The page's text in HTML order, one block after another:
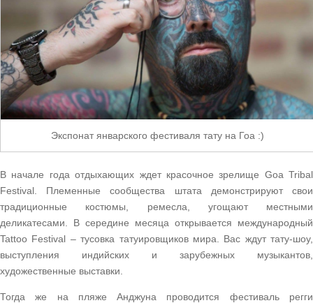
Экспонат январского фестиваля тату на Гоа :)
В начале года отдыхающих ждет красочное зрелище Goa Tribal
Festival. Племенные сообщества штата демонстрируют свои
традиционные костюмы, ремесла, угощают местными
деликатесами. В середине месяца открывается международный
Tattoo Festival – тусовка татуировщиков мира. Вас ждут тату-шоу,
выступления индийских и зарубежных музыкантов,
художественные выставки.
Тогда же на пляже Анджуна проводится фестиваль регги